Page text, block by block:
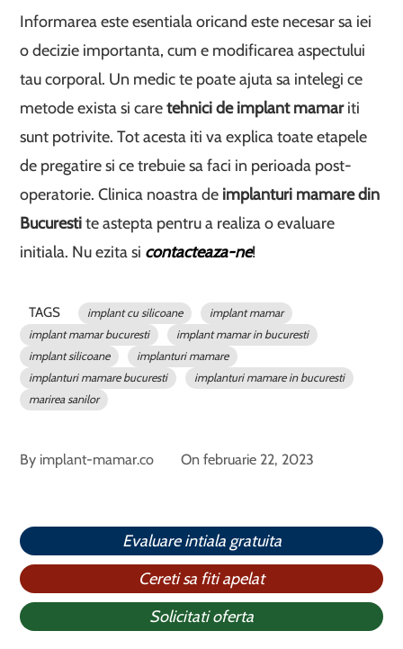
Informarea este esentiala oricand este necesar sa iei
o decizie importanta, cum e modificarea aspectului
tau corporal. Un medic te poate ajuta sa intelegi ce
metode exista si caretehnici de implant mamariti
sunt potrivite. Tot acesta iti va explica toate etapele
de pregatire si ce trebuie sa faci in perioada post-
operatorie. Clinica noastra de implanturi mamare din
Bucurestite astepta pentru a realiza o evaluare
initiala. Nu ezita si contacteaza-ne!
TAGS implant cu silicoane
implant mamar
implant mamar bucuresti
implant mamar in bucuresti
implant silicoane
implanturi mamare
implanturi mamare bucuresti
implanturi mamare in bucuresti
marirea sanilor
By implant-mamar.co Onfebruarie 22, 2023
Evaluare intiala gratuita
Cereti sa fiti apelat
Solicitati oferta